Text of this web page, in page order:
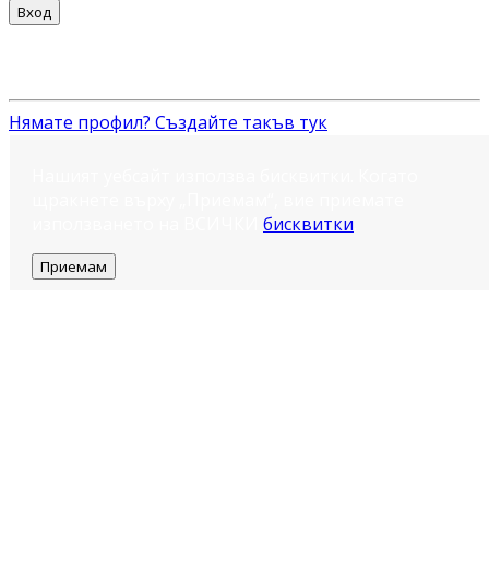
Вход
Нямате профил? Създайте такъв тук
бисквитки
Приемам